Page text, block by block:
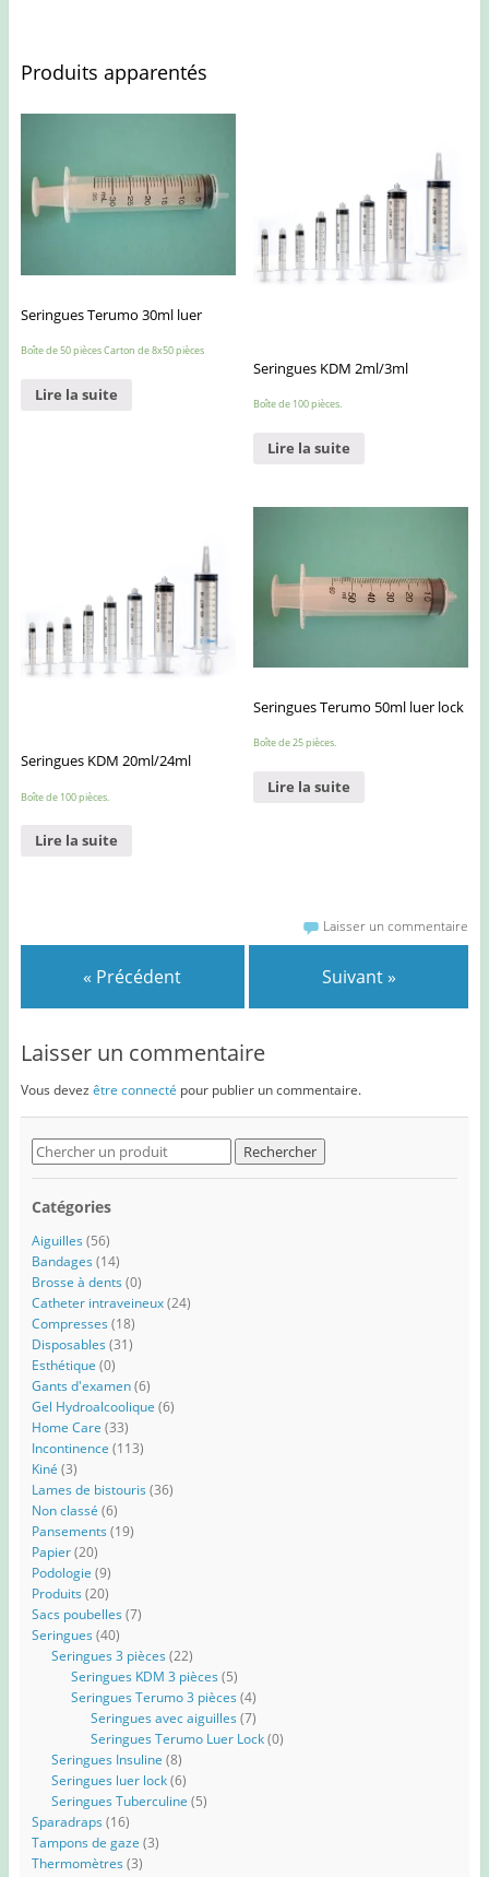
Produits apparentés
Seringues Terumo 30ml luer
Boîte de 50 pièces Carton de 8x50 pièces
Lire la suite
Seringues KDM 2ml/3ml
Boîte de 100 pièces.
Lire la suite
Seringues KDM 20ml/24ml
Boîte de 100 pièces.
Lire la suite
Seringues Terumo 50ml luer lock
Boîte de 25 pièces.
Lire la suite
Laisser un commentaire
« Précédent Suivant »
Laisser un commentaire
Vous devez être connecté pour publier un commentaire.
Search
for:
Catégories
Aiguilles (56)
Bandages (14)
Brosse à dents (0)
Catheter intraveineux (24)
Compresses (18)
Disposables (31)
Esthétique (0)
Gants d'examen (6)
Gel Hydroalcoolique (6)
Home Care (33)
Incontinence (113)
Kiné (3)
Lames de bistouris (36)
Non classé (6)
Pansements (19)
Papier (20)
Podologie (9)
Produits (20)
Sacs poubelles (7)
Seringues (40)
Seringues 3 pièces (22)
Seringues KDM 3 pièces (5)
Seringues Terumo 3 pièces (4)
Seringues avec aiguilles (7)
Seringues Terumo Luer Lock (0)
Seringues Insuline (8)
Seringues luer lock (6)
Seringues Tuberculine (5)
Sparadraps (16)
Tampons de gaze (3)
Thermomètres (3)